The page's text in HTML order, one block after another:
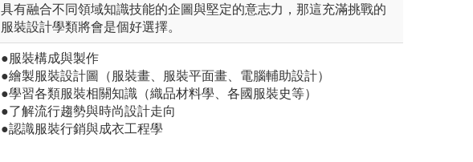
具有融合不同領域知識技能的企圖與堅定的意志力，那這充滿挑戰的
服裝設計學類將會是個好選擇。
●服裝構成與製作
●繪製服裝設計圖（服裝畫、服裝平面畫、電腦輔助設計）
●學習各類服裝相關知識（織品材料學、各國服裝史等）
●了解流行趨勢與時尚設計走向
●認識服裝行銷與成衣工程學